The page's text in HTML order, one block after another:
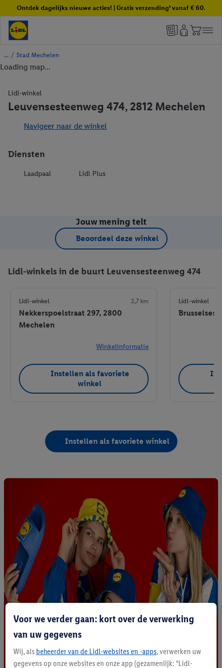
Ontdek dagelijks nieuwe acties! | Gratis verzending¹ vanaf € 60.
/ Stad Mechelen
Loading map...
Lidl-winkel
Leuvensesteenweg 474, 2812 Mechelen
Navigeer naar de winkel
Diensten
Laadpaal Lidl Plus
Jouw mening telt
Beoordeel deze winkel
Lidl-winkels in de buurt Leuvensesteenweg 474
Lidl-winkel 2,7 km
Nekkerspoelstraat 297, 2800
Mechelen
Winkelinformatie
Instellen als favoriete
winkel
Lidl-winkel
Instellen als favoriete winkel
Voor we verder gaan: kort over de verwerking
van uw gegevens
Wij, als beheerder van de Lidl-websites en -apps, verwerken uw
gegevens op onze websites en onze app (gezamenlijk: “Lidl-